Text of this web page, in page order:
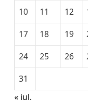
10
11 12
17
18 19
24
25 26
31
« iul.